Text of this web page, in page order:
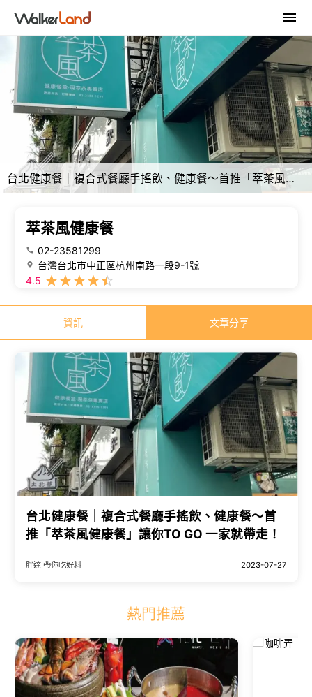
台北健康餐｜複合式餐廳手搖飲、健康餐～首推「萃茶風健康餐」讓你TO GO 一家就帶走！
萃茶風健康餐
02-23581299
台灣台北市中正區杭州南路一段9-1號
4.5
資訊 文章分享
台北健康餐｜複合式餐廳手搖飲、健康餐～首
推「萃茶風健康餐」讓你TO GO 一家就帶走！
胖達 帶你吃好料 2023-07-27
熱門推薦